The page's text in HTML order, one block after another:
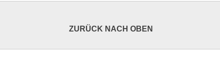
ZURÜCK NACH OBEN